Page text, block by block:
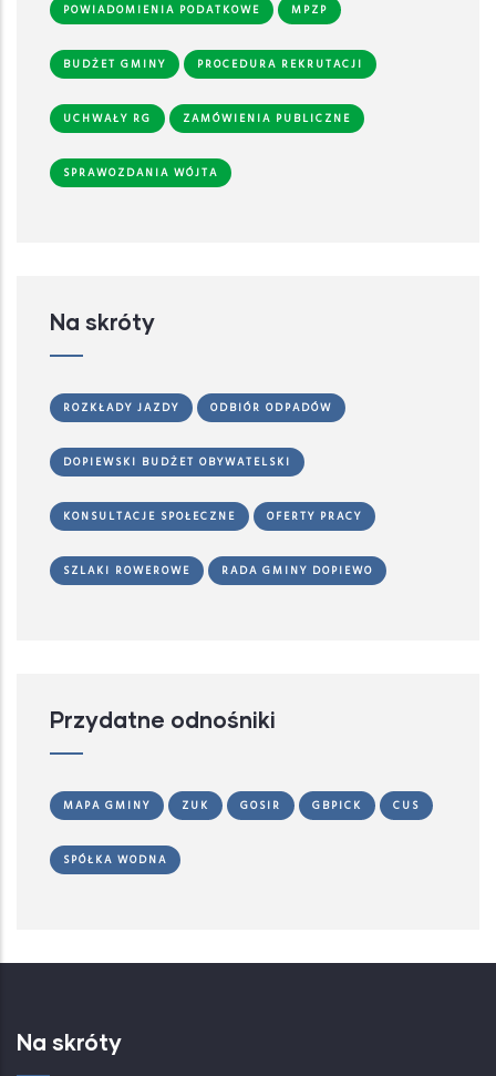
POWIADOMIENIA PODATKOWE MPZP
BUDŻET GMINY PROCEDURA REKRUTACJI
UCHWAŁY RG ZAMÓWIENIA PUBLICZNE
SPRAWOZDANIA WÓJTA
Na skróty
ROZKŁADY JAZDY ODBIÓR ODPADÓW
DOPIEWSKI BUDŻET OBYWATELSKI
KONSULTACJE SPOŁECZNE OFERTY PRACY
SZLAKI ROWEROWE RADA GMINY DOPIEWO
Przydatne odnośniki
MAPA GMINY ZUK GOSIR GBPICK CUS
SPÓŁKA WODNA
Na skróty